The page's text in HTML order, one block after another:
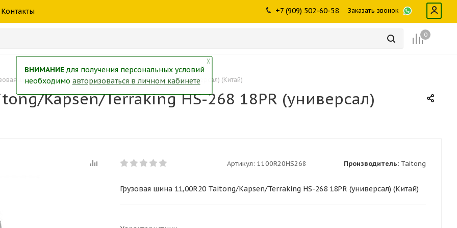
Контакты +7 (909) 502-60-58 Заказать звонок
0
Инструменты
Щетки, скребки,
Лампы
шина 11,00R20 Taitong/Kapsen/Terraking HS-268 18PR (универсал) (Китай)
Kapsen/Terraking HS-268 18PR (универсал)
Артикул: 1100R20HS268 Производитель: Taitong
Грузовая шина 11,00R20 Taitong/Kapsen/Terraking HS-268 18PR (универсал) (Китай)
╳
ВНИМАНИЕдля получения персональных условий
необходимо авторизоваться в личном кабинете